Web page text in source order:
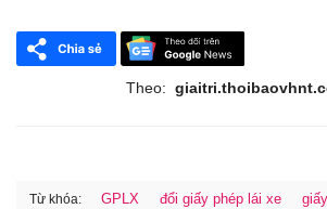
Theo:
Từ khóa: GPLX đổi giấy phép lái xe